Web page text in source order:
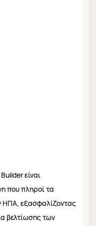
είναι
που πληροί τα
ΗΠΑ, εξασφαλίζοντας
βελτίωσης των